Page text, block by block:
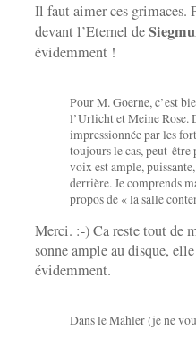
Il faut aimer ces grimaces.
devant l’Eternel de
évidemment !
Pour M. Goerne, c’est
l’Urlicht et Meine Rose.
impressionnée par les
toujours le cas, peut-être
voix est ample,
derrière. Je comprends
propos de « la salle
Merci. :-) Ca reste tout de
sonne ample au disque,
évidemment.
Dans le Mahler (je ne